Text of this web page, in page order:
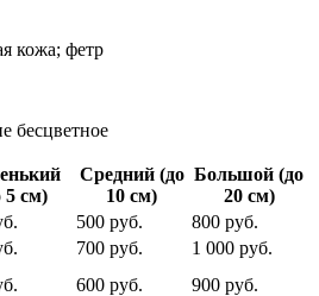
кожа; фетр
бесцветное
5 см)
Средний (до
10 см)
Большой (до
20 см)
500 руб.
800 руб.
700 руб.
1 000 руб.
600 руб. 900 руб.